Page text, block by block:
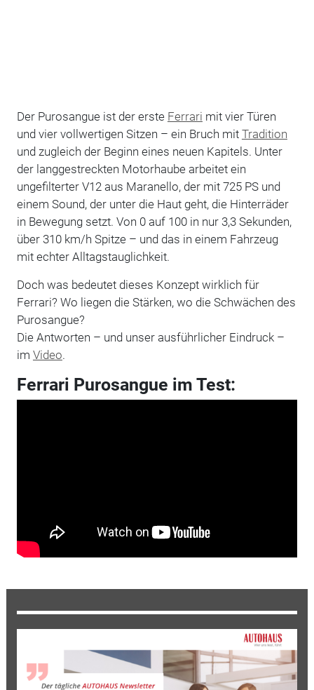
Der Purosangue ist der erste Ferrari mit vier Türen
und vier vollwertigen Sitzen – ein Bruch mit Tradition
und zugleich der Beginn eines neuen Kapitels. Unter
der langgestreckten Motorhaube arbeitet ein
ungefilterter V12 aus Maranello, der mit 725 PS und
einem Sound, der unter die Haut geht, die Hinterräder
in Bewegung setzt. Von 0 auf 100 in nur 3,3 Sekunden,
über 310 km/h Spitze – und das in einem Fahrzeug
mit echter Alltagstauglichkeit.
Doch was bedeutet dieses Konzept wirklich für
Ferrari? Wo liegen die Stärken, wo die Schwächen des
Purosangue?
Die Antworten – und unser ausführlicher Eindruck –
im Video.
Ferrari Purosangue im Test: